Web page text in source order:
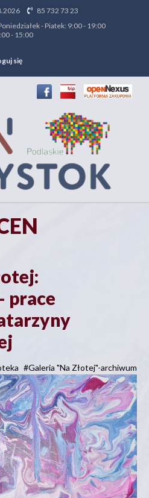
85 732 73 23
- Piatek: 9:00 - 19:00
- 15:00
się
prace
#Galeria "Na Złotej"-archiwum